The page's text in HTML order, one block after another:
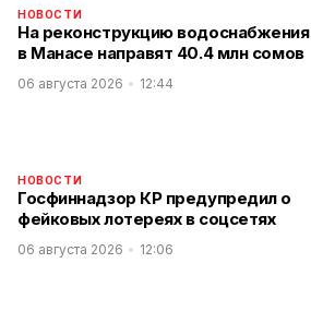
НОВОСТИ
На реконструкцию водоснабжения
в Манасе направят 40.4 млн сомов
06 августа 2026 12:44
НОВОСТИ
Госфиннадзор КР предупредил о
фейковых лотереях в соцсетях
06 августа 2026 12:06